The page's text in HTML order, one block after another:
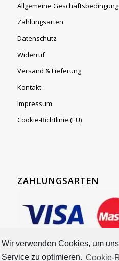
Wir verwenden Cookies, um
Service zu optimieren. Cookie-
Allgemeine
Zahlungsarten
Datenschutz
Widerruf
Versand & Lieferung
Kontakt
Impressum
Cookie-Richtlinie (EU)
ZAHLUNGSARTEN